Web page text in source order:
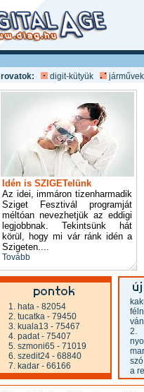
rovatok: digit-kütyük
járművek
Idén is SZIGETelünk
Az idei, immáron tizenharmadik
Sziget Fesztivál programját
méltóan nevezhetjük az eddigi
legjobbnak. Tekintsünk hát
körül, hogy mi vár ránk idén a
Szigeten....
Tovább
1. hata - 82054
2. tucatka - 79450
3. kuala13 - 75467
4. padat- 75407
5. szmoni65 - 71019
6. szedit24 - 68840
7. kadar - 66166
2.
a